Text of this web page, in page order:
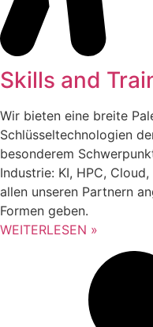
Skills and
Wir bieten eine breite
Schlüsseltechnologien
besonderem
Industrie: KI, HPC,
allen unseren Partnern
Formen geben.
WEITERLESEN »